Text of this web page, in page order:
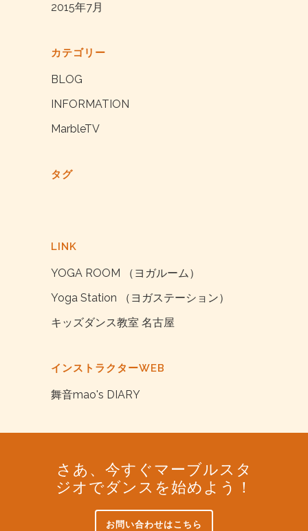
2015年7月
カテゴリー
BLOG
INFORMATION
MarbleTV
タグ
LINK
YOGA ROOM （ヨガルーム）
Yoga Station （ヨガステーション）
キッズダンス教室 名古屋
インストラクターWEB
舞音mao's DIARY
さあ、今すぐマーブルスタ
ジオでダンスを始めよう！
お問い合わせはこちら